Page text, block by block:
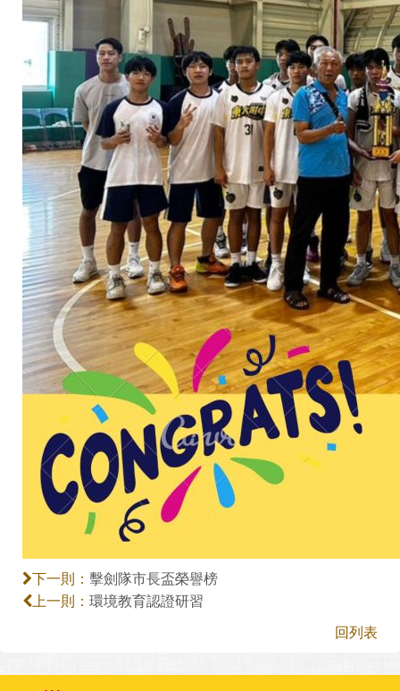
下一則： 擊劍隊市長盃榮譽榜
上一則： 環境教育認證研習
回列表